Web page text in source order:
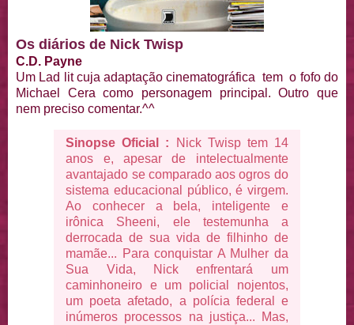
Os diários de Nick Twisp
C.D. Payne
Um Lad lit cuja adaptação cinematográfica tem o fofo do
Michael Cera como personagem principal. Outro que
nem preciso comentar.^^
Sinopse Oficial :
Nick Twisp tem 14
anos e, apesar de intelectualmente
avantajado se comparado aos ogros do
sistema educacional público, é virgem.
Ao conhecer a bela, inteligente e
irônica Sheeni, ele testemunha a
derrocada de sua vida de filhinho de
mamãe... Para conquistar A Mulher da
Sua Vida, Nick enfrentará um
caminhoneiro e um policial nojentos,
um poeta afetado, a polícia federal e
inúmeros processos na justiça... Mas,